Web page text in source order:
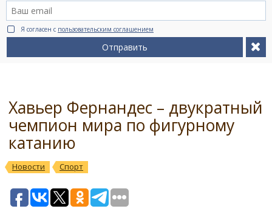
BCN life
Сервис на немецком
Я согласен с пользовательским соглашением
Отправить
Хавьер Фернандес – двукратный
чемпион мира по фигурному
катанию
Новости Спорт